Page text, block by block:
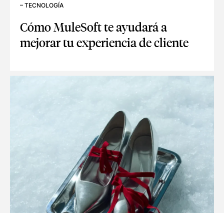
– TECNOLOGÍA
Cómo MuleSoft te ayudará a
mejorar tu experiencia de cliente